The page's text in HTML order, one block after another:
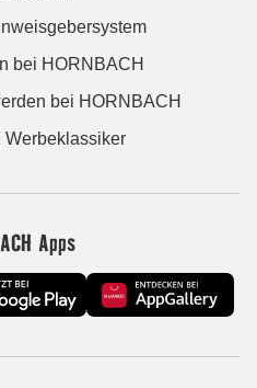
bei HORNBACH
bei HORNBACH
Werbeklassiker
Apps